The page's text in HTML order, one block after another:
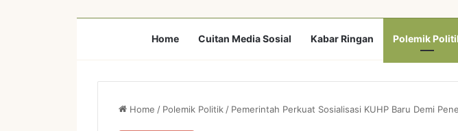
Home Cuitan Media Sosial Kabar Ringan Polemik
Home / Polemik Politik / Pemerintah Perkuat Sosialisasi KUHP Baru Demi